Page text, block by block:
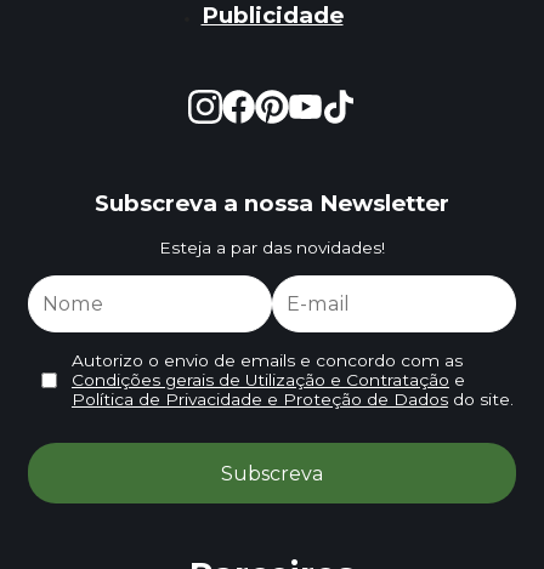
Publicidade
Subscreva a nossa Newsletter
Esteja a par das novidades!
Autorizo o envio de emails e concordo com as
Condições gerais de Utilização e Contratação e
Política de Privacidade e Proteção de Dadosdo site.